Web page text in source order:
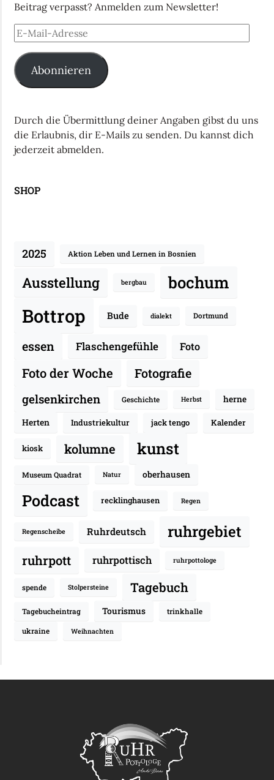
Beitrag verpasst? Anmelden zum Newsletter!
Abonnieren
Durch die Übermittlung deiner Angaben gibst du uns
die Erlaubnis, dir E-Mails zu senden. Du kannst dich
jederzeit abmelden.
SHOP
2025 Aktion Leben und Lernen in Bosnien
Ausstellung bergbau bochum
Bottrop Bude dialekt Dortmund
essen Flaschengefühle Foto
Foto der Woche Fotografie
gelsenkirchen Geschichte Herbst
herne
Herten
Industriekultur jack tengo Kalender
kiosk kolumne kunst
Museum Quadrat Natur oberhausen
Podcast recklinghausen Regen
Regenscheibe Ruhrdeutsch ruhrgebiet
ruhrpott ruhrpottisch ruhrpottologe
spende Stolpersteine Tagebuch
Tagebucheintrag Tourismus trinkhalle
ukraine Weihnachten